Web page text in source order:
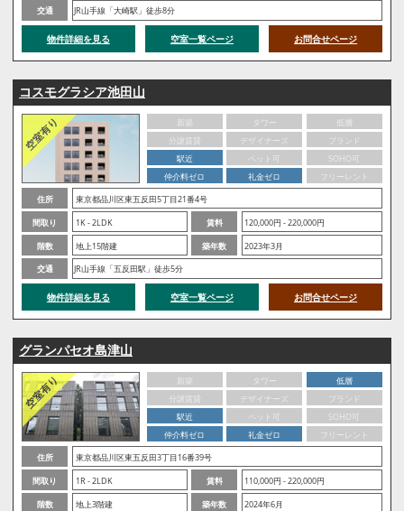
交通
JR山手線「大崎駅」徒歩8分
物件詳細を見る 空室一覧ページ お問合せページ
コスモグラシア池田山
新築 タワー
低層
分譲賃貸
デザイナーズ
ブランド
駅近
ペット可
SOHO可
仲介料ゼロ
礼金ゼロ
フリーレント
住所
東京都品川区東五反田5丁目21番4号
間取り
1K - 2LDK 賃料
120,000円 - 220,000円
階数
地上15階建 築年数
2023年3月
交通
JR山手線「五反田駅」徒歩5分
物件詳細を見る 空室一覧ページ お問合せページ
グランパセオ島津山
新築 タワー
低層
分譲賃貸
デザイナーズ
ブランド
駅近
ペット可
SOHO可
仲介料ゼロ
礼金ゼロ
フリーレント
住所
東京都品川区東五反田3丁目16番39号
間取り
1R - 2LDK 賃料
110,000円 - 220,000円
階数
地上3階建 築年数
2024年6月